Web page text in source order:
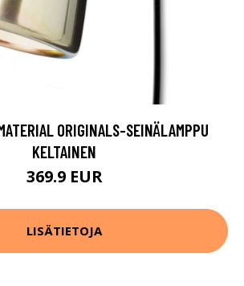
ORIGINALS-SEINÄLAMPPU
KELTAINEN
369.9 EUR
LISÄTIETOJA